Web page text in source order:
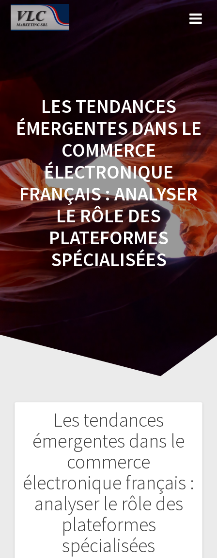
contenido
LES TENDANCES
ÉMERGENTES DANS LE
COMMERCE
ÉLECTRONIQUE
FRANÇAIS : ANALYSER
LE RÔLE DES
PLATEFORMES
SPÉCIALISÉES
Les tendances
émergentes dans le
commerce
électronique français :
analyser le rôle des
plateformes
spécialisées
Navegación
de
entradas